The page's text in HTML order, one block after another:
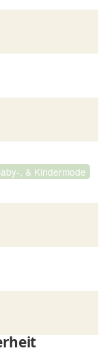
, & Kindermode